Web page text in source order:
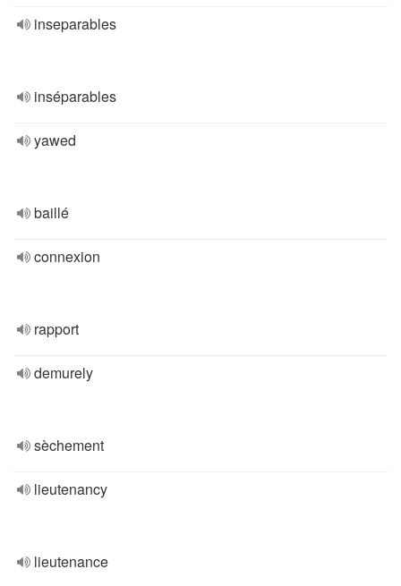
inseparables
inséparables
yawed
baillé
connexion
rapport
demurely
sèchement
lieutenancy
lieutenance